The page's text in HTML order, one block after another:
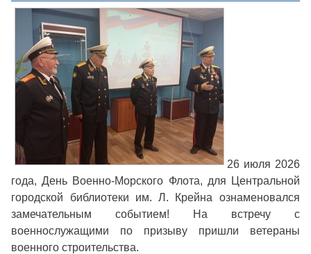
26 июля 2026
года, День Военно-Морского Флота, для Центральной
городской библиотеки им. Л. Крейна ознаменовался
замечательным событием! На встречу с
военнослужащими по призыву пришли ветераны
военного строительства.